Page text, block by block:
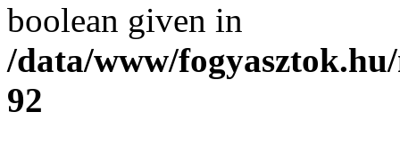
boolean given in
/data/www/
92